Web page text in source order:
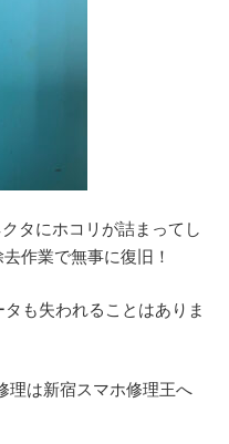
タにホコリが詰まってし
作業で無事に復旧！
も失われることはありま
理は新宿スマホ修理王へ